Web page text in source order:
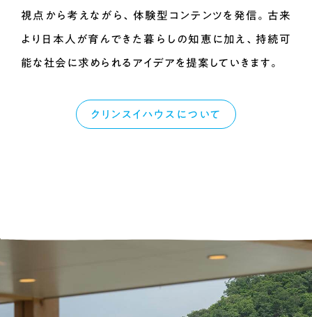
視点から考えながら、 体験型コンテンツを発信。 古来
より日本人が育んできた暮らしの知恵に加え、 持続可
能な社会に求められるアイデアを提案していきます。
クリンスイハウスについて